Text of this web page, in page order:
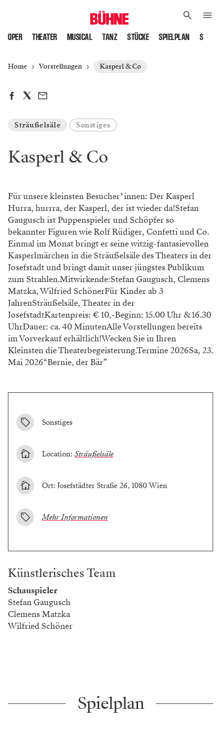
OPER THEATER MUSICAL TANZ STÜCKE SPIELPLAN
Home Vorstellungen Kasperl & Co
Sträußelsäle Sonstiges
Kasperl & Co
Für unsere kleinsten Besucher*innen: Der Kasperl
Hurra, hurrra, der Kasperl, der ist wieder da!Stefan
Gaugusch ist Puppenspieler und Schöpfer so
bekannter Figuren wie Rolf Rüdiger, Confetti und Co.
Einmal im Monat bringt er seine witzig-fantasievollen
Kasperlmärchen in die Sträußelsäle des Theaters in der
Josefstadt und bringt damit unser jüngstes Publikum
zum Strahlen.Mitwirkende:Stefan Gaugusch, Clemens
Matzka, Wilfried SchönerFür Kinder ab 3
JahrenSträußelsäle, Theater in der
JosefstadtKartenpreis: € 10,-Beginn: 15.00 Uhr & 16.30
UhrDauer: ca. 40 MinutenAlle Vorstellungen bereits
im Vorverkauf erhältlich!Wecken Sie in Ihren
Kleinsten die Theaterbegeisterung.Termine 2026Sa, 23.
Mai 2026“Bernie, der Bär”
Sonstiges
Location: Sträußelsäle
Ort: Josefstädter Straße 26, 1080 Wien
Mehr Informationen
Künstlerisches Team
Schauspieler
Stefan Gaugusch
Clemens Matzka
Wilfried Schöner
Spielplan